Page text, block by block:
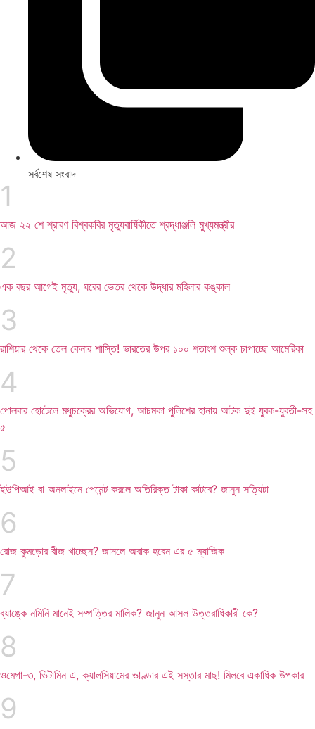
সর্বশেষ সংবাদ
আজ ২২ শে শ্রাবণ বিশ্বকবির মৃত্যুবার্ষিকীতে শ্রদ্ধাঞ্জলি মুখ্যমন্ত্রীর
এক বছর আগেই মৃত্যু, ঘরের ভেতর থেকে উদ্ধার মহিলার কঙ্কাল
রাশিয়ার থেকে তেল কেনার শাস্তি! ভারতের উপর ১০০ শতাংশ শুল্ক চাপাচ্ছে আমেরিকা
পোলবার হোটেলে মধুচক্রের অভিযোগ, আচমকা পুলিশের হানায় আটক দুই যুবক-যুবতী-সহ
৫
ইউপিআই বা অনলাইনে পেমেন্ট করলে অতিরিক্ত টাকা কাটবে? জানুন সত্যিটা
রোজ কুমড়োর বীজ খাচ্ছেন? জানলে অবাক হবেন এর ৫ ম্যাজিক
ব্যাঙ্কে নমিনি মানেই সম্পত্তির মালিক? জানুন আসল উত্তরাধিকারী কে?
ওমেগা-৩, ভিটামিন এ, ক্যালসিয়ামের ভাণ্ডার এই সস্তার মাছ! মিলবে একাধিক উপকার